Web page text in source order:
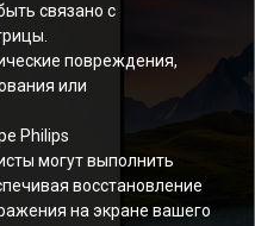
связано с
повреждения,
или
Philips
могут выполнить
восстановление
на экране вашего